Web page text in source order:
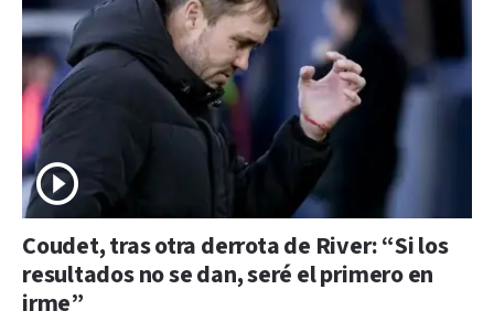
Coudet, tras otra derrota de River: “Si los
resultados no se dan, seré el primero en
irme”